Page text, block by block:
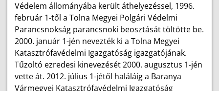
Védelem állományába került áthelyezéssel, 1996.
február 1-től a Tolna Megyei Polgári Védelmi
Parancsnokság parancsnoki beosztását töltötte be.
2000. január 1-jén nevezték ki a Tolna Megyei
Katasztrófavédelmi Igazgatóság igazgatójának.
Tűzoltó ezredesi kinevezését 2000. augusztus 1-jén
vette át. 2012. július 1-jétől haláláig a Baranya
Vármegyei Katasztrófavédelmi Igazgatóság